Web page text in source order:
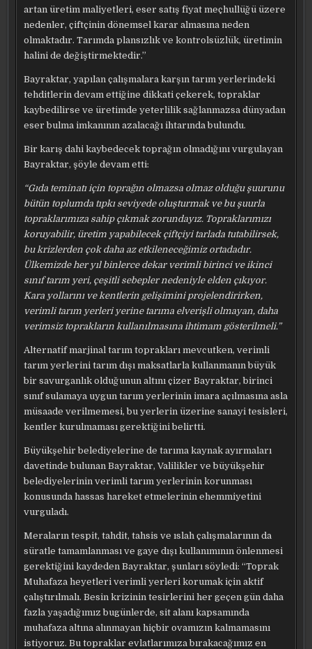
artan üretim maliyetleri, eser satış fiyat meçhullüğü üzere
nedenler, çiftçinin dönemsel karar almasına neden
olmaktadır. Tarımda plansızlık ve kontrolsüzlük, üretimin
halini de değiştirmektedir.”
Bayraktar, yapılan çalışmalara karşın tarım yerlerindeki
tehditlerin devam ettiğine dikkati çekerek, topraklar
kaybedilirse ve üretimde yeterlilik sağlanmazsa dünyadan
eser bulma imkanının azalacağı ihtarında bulundu.
Bir karış dahi kaybedecek toprağın olmadığını vurgulayan
Bayraktar, şöyle devam etti:
“Gıda teminatı için toprağın olmazsa olmaz olduğu şuurunu
bütün toplumda tıpkı seviyede oluşturmak ve bu şuurla
topraklarımıza sahip çıkmak zorundayız. Topraklarımızı
koruyabilir, üretim yapabilecek çiftçiyi tarlada tutabilirsek,
bu krizlerden çok daha az etkileneceğimiz ortadadır.
Ülkemizde her yıl binlerce dekar verimli birinci ve ikinci
sınıf tarım yeri, çeşitli sebepler nedeniyle elden çıkıyor.
Kara yollarını ve kentlerin gelişimini projelendirirken,
verimli tarım yerleri yerine tarıma elverişli olmayan, daha
verimsiz toprakların kullanılmasına ihtimam gösterilmeli.”
Alternatif marjinal tarım toprakları mevcutken, verimli
tarım yerlerini tarım dışı maksatlarla kullanmanın büyük
bir savurganlık olduğunun altını çizer Bayraktar, birinci
sınıf sulamaya uygun tarım yerlerinin imara açılmasına asla
müsaade verilmemesi, bu yerlerin üzerine sanayi tesisleri,
kentler kurulmaması gerektiğini belirtti.
Büyükşehir belediyelerine de tarıma kaynak ayırmaları
davetinde bulunan Bayraktar, Valilikler ve büyükşehir
belediyelerinin verimli tarım yerlerinin korunması
konusunda hassas hareket etmelerinin ehemmiyetini
vurguladı.
Meraların tespit, tahdit, tahsis ve ıslah çalışmalarının da
süratle tamamlanması ve gaye dışı kullanımının önlenmesi
gerektiğini kaydeden Bayraktar, şunları söyledi: “Toprak
Muhafaza heyetleri verimli yerleri korumak için aktif
çalıştırılmalı. Besin krizinin tesirlerini her geçen gün daha
fazla yaşadığımız bugünlerde, sit alanı kapsamında
muhafaza altına alınmayan hiçbir ovamızın kalmamasını
istiyoruz. Bu topraklar evlatlarımıza bırakacağımız en